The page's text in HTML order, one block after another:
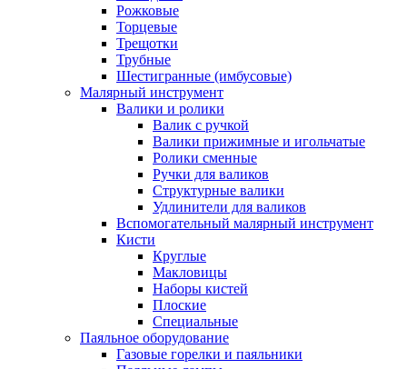
Рожковые
Торцевые
Трещотки
Трубные
Шестигранные (имбусовые)
Малярный инструмент
Валики и ролики
Валик с ручкой
Валики прижимные и игольчатые
Ролики сменные
Ручки для валиков
Структурные валики
Удлинители для валиков
Вспомогательный малярный инструмент
Кисти
Круглые
Макловицы
Наборы кистей
Плоские
Специальные
Паяльное оборудование
Газовые горелки и паяльники